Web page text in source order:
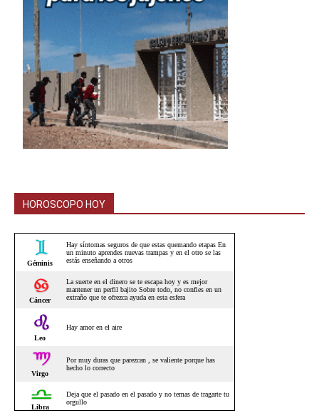
HOROSCOPO HOY